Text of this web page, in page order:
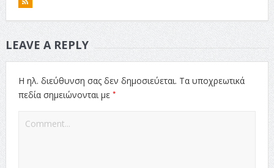
LEAVE A REPLY
Η ηλ. διεύθυνση σας δεν δημοσιεύεται. Τα υποχρεωτικά
πεδία σημειώνονται με *